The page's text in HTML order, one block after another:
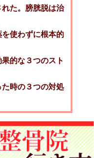
た。膀胱脱は治
使わずに根本的
的な３つのスト
時の３つの対処